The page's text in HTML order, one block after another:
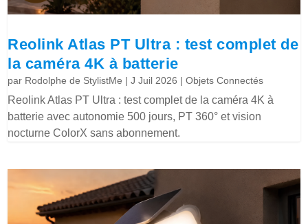
Reolink Atlas PT Ultra : test complet de
la caméra 4K à batterie
par Rodolphe de StylistMe |J Juil 2026 |Objets Connectés
Reolink Atlas PT Ultra : test complet de la caméra 4K à
batterie avec autonomie 500 jours, PT 360° et vision
nocturne ColorX sans abonnement.